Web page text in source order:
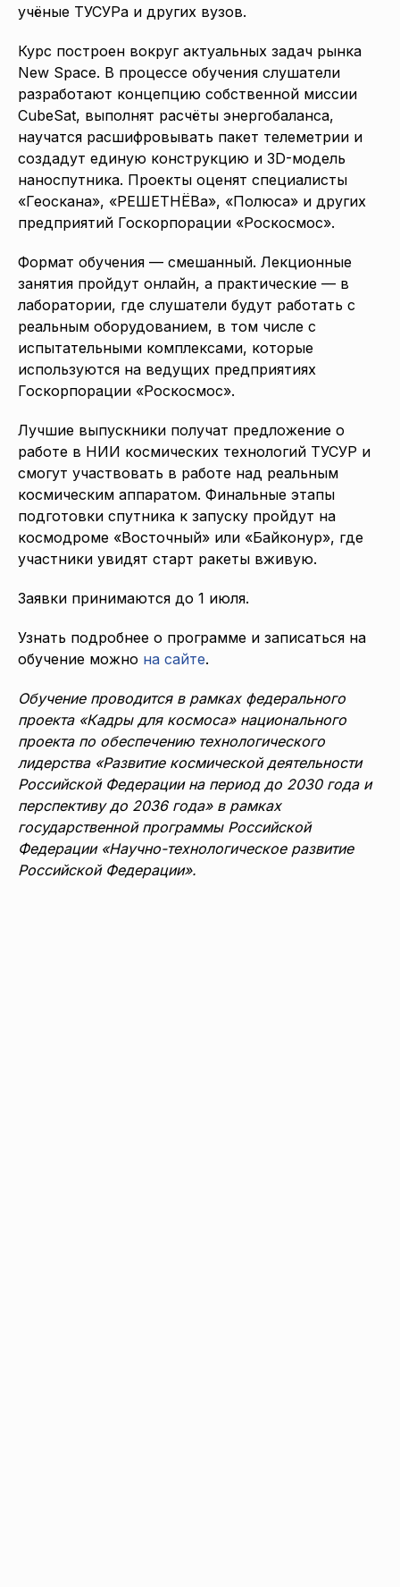
учёные ТУСУРа и других вузов.
Курс построен вокруг актуальных задач рынка
New Space. В процессе обучения слушатели
разработают концепцию собственной миссии
CubeSat, выполнят расчёты энергобаланса,
научатся расшифровывать пакет телеметрии и
создадут единую конструкцию и 3D-модель
наноспутника. Проекты оценят специалисты
«Геоскана», «РЕШЕТНЁВа», «Полюса» и других
предприятий Госкорпорации «Роскосмос».
Формат обучения — смешанный. Лекционные
занятия пройдут онлайн, а практические — в
лаборатории, где слушатели будут работать с
реальным оборудованием, в том числе с
испытательными комплексами, которые
используются на ведущих предприятиях
Госкорпорации «Роскосмос».
Лучшие выпускники получат предложение о
работе в НИИ космических технологий ТУСУР и
смогут участвовать в работе над реальным
космическим аппаратом. Финальные этапы
подготовки спутника к запуску пройдут на
космодроме «Восточный» или «Байконур», где
участники увидят старт ракеты вживую.
Заявки принимаются до 1 июля.
Узнать подробнее о программе и записаться на
обучение можно на сайте.
Обучение проводится в рамках федерального
проекта «Кадры для космоса» национального
проекта по обеспечению технологического
лидерства «Развитие космической деятельности
Российской Федерации на период до 2030 года и
перспективу до 2036 года» в рамках
государственной программы Российской
Федерации «Научно-технологическое развитие
Российской Федерации».